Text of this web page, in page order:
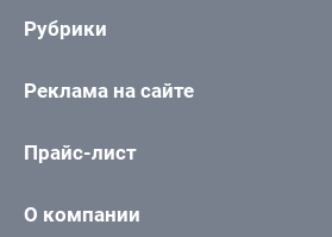
Рубрики
Реклама на сайте
Прайс-лист
О компании